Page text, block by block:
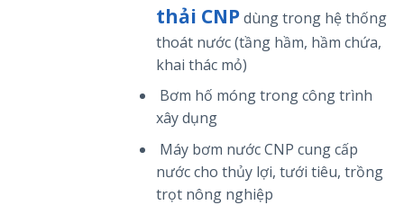
thải CNPdùng trong hệ thống
thoát nước (tầng hầm, hầm chứa,
khai thác mỏ)
Bơm hố móng trong công trình
xây dụng
Máy bơm nước CNP cung cấp
nước cho thủy lợi, tưới tiêu, trồng
trọt nông nghiệp